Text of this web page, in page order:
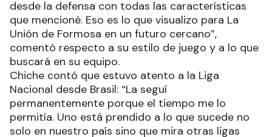
desde la defensa con todas las características
que mencioné. Eso es lo que visualizo para La
Unión de Formosa en un futuro cercano”,
comentó respecto a su estilo de juego y a lo que
buscará en su equipo.
Chiche contó que estuvo atento a la Liga
Nacional desde Brasil: “La seguí
permanentemente porque el tiempo me lo
permitía. Uno está prendido a lo que sucede no
solo en nuestro país sino que mira otras ligas